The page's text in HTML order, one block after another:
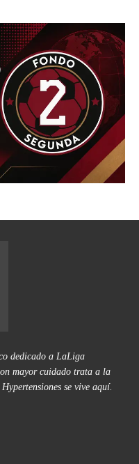
dedicado a LaLiga
mayor cuidado trata a la
se vive aquí.